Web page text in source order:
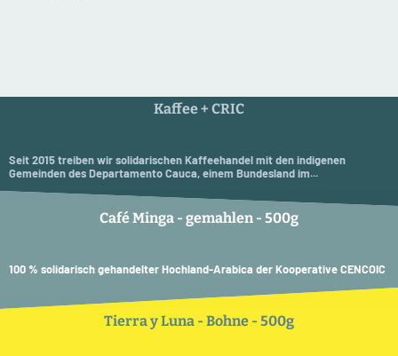
Kaffee + CRIC
Seit 2015 treiben wir solidarischen Kaffeehandel mit den indigenen
Gemeinden des Departamento Cauca, einem Bundesland im...
Café Minga - gemahlen - 500g
100 % solidarisch gehandelter Hochland-Arabica der Kooperative CENCOIC
Tierra y Luna - Bohne - 500g